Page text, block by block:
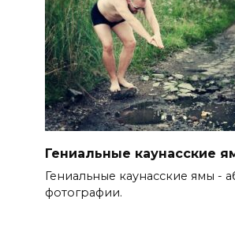
Гениальные каунасские
Гениальные каунасские ямы -
фотографии.